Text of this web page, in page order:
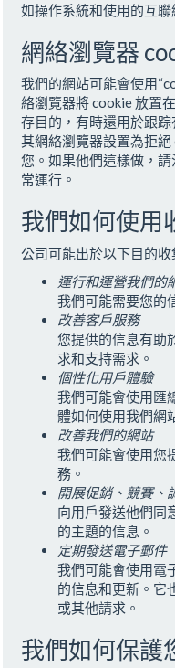
如操作系統和使用的互
網絡瀏覽器
我們的網站可能會使用
絡瀏覽器將 cookie 放置
存目的，有時還用於跟
其網絡瀏覽器設置為拒
您。如果他們這樣做，
常運行。
我們如何使用
公司可能出於以下目的收
運行和運營我們的
我們可能需要您的
改善客戶服務
您提供的信息有助
求和支持需求。
個性化用戶體驗
我們可能會使用匯
體如何使用我們網
改善我們的網站
我們可能會使用您
務。
開展促銷、競賽、
向用戶發送他們同
的主題的信息。
定期發送電子郵件
我們可能會使用電
的信息和更新。它
或其他請求。
我們如何保護